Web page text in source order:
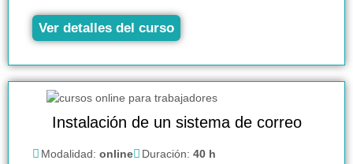
Ver detalles del curso
Instalación de un sistema de correo
Modalidad: online Duración: 40 h